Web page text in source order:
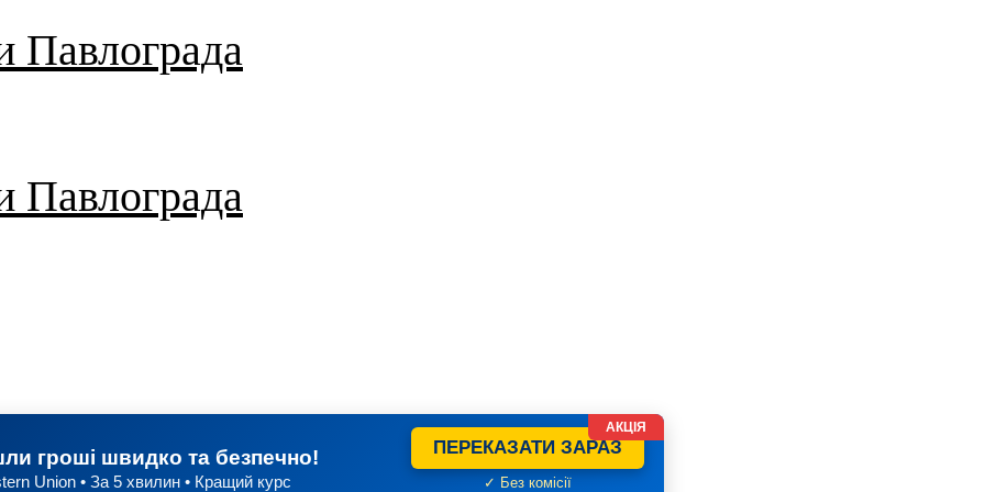
Павлограда
Павлограда
гроші швидко та безпечно!
Union • За 5 хвилин • Кращий курс
ПЕРЕКАЗАТИ ЗАРАЗ
✓ Без комісії
АКЦІЯ